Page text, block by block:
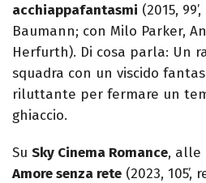
acchiappafantasmi (2015,
Baumann; con Milo Parker,
Herfurth). Di cosa parla: Un
squadra con un viscido
riluttante per fermare un
ghiaccio.
Su Sky Cinema Romance, alle
Amore senza rete (2023, 105’,